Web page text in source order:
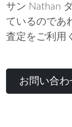
サン Nathan
ているのであ
査定をご利用
お問い合わ